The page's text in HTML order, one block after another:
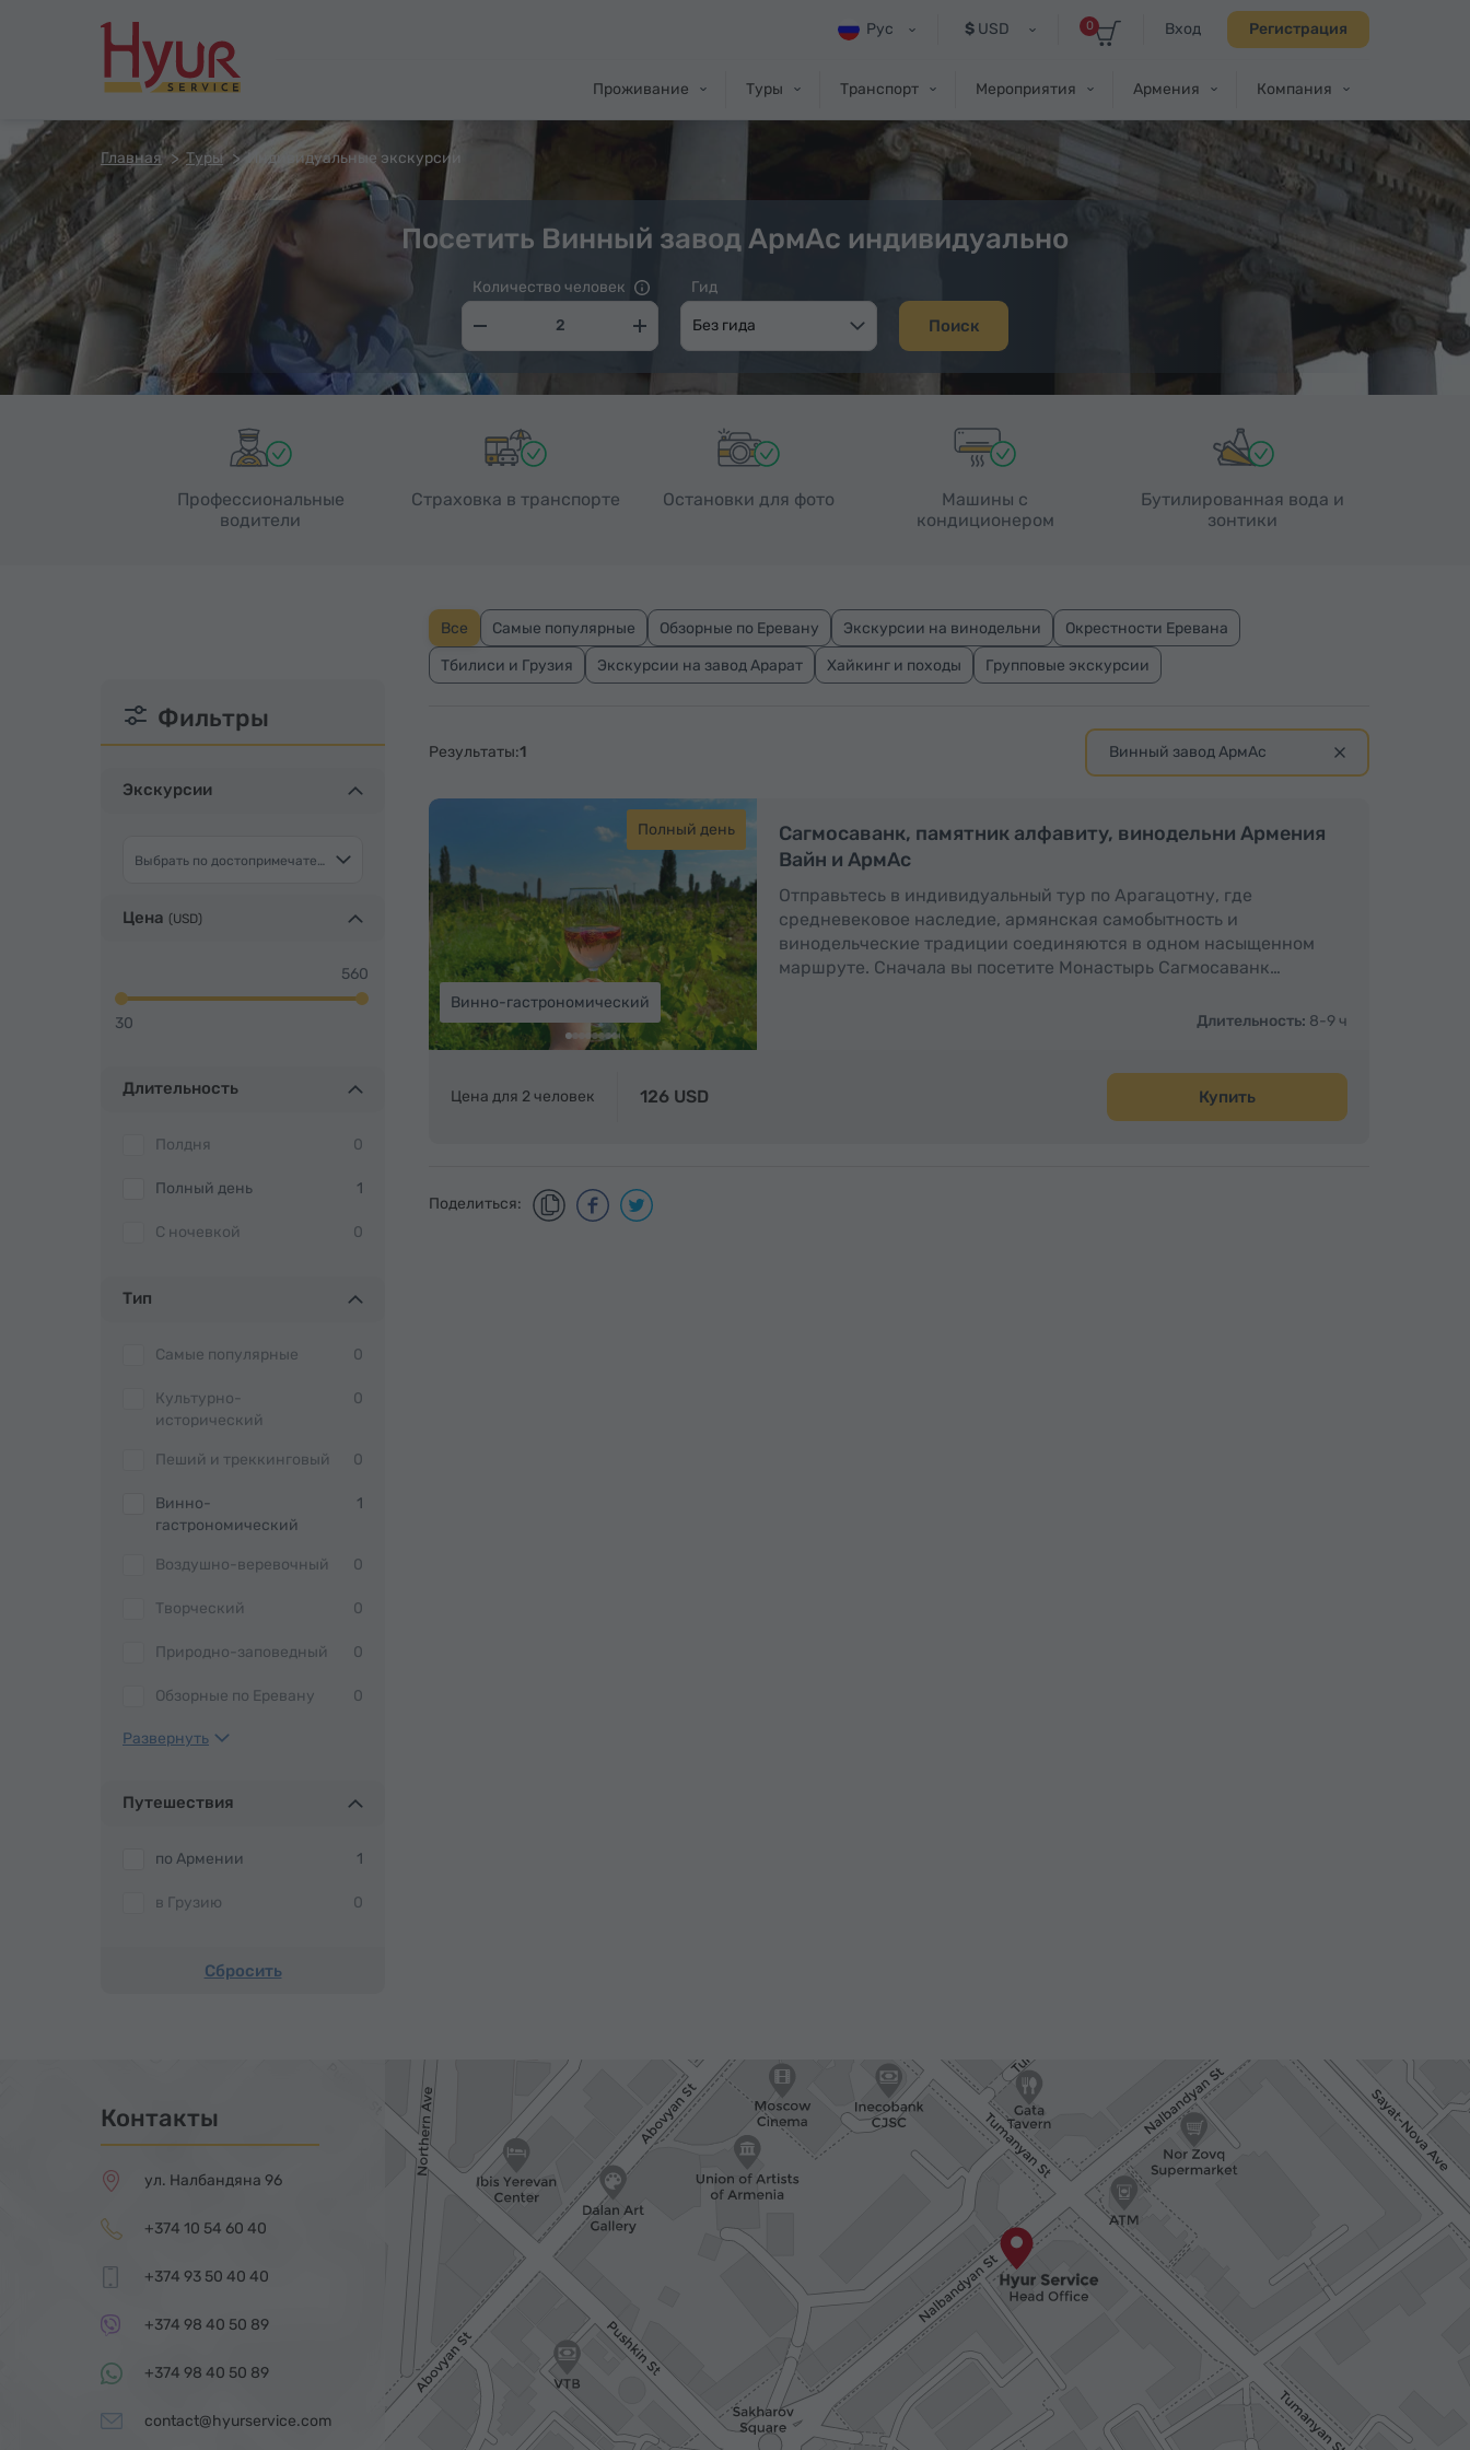
Вход Регистрация
0
$USD
Рус
Проживание Туры Транспорт Мероприятия Армения Компания
Главная Туры Индивидуальные экскурсии
Посетить Винный завод АрмАс индивидуально
Количество человек Гид
Без гида Поиск
Профессиональные
водители
Страховка в транспорте Остановки для фото
Машины с
кондиционером
Бутилированная вода и
зонтики
Фильтры
Экскурсии
Выбрать по достопримечательности
Цена (USD)
30
560
Длительность
Полдня 0
Полный день 1
С ночевкой 0
Тип
Самые популярные 0
Культурно-
исторический
0
Пеший и треккинговый 0
Винно-
гастрономический
1
Воздушно-веревочный 0
Творческий 0
Природно-заповедный 0
Обзорные по Еревану 0
Развернуть
Путешествия
по Армении 1
в Грузию 0
Сбросить
Все Самые популярные Обзорные по Еревану Экскурсии на винодельни
Окрестности Еревана
Тбилиси и Грузия
Экскурсии на завод Арарат Хайкинг и походы Групповые экскурсии
Результаты:1 Винный завод АрмАс
Полный день Полный день Полный день
Винно-гастрономический
Сагмосаванк, памятник алфавиту, винодельни Армения
Вайн и АрмАс
Отправьтесь в индивидуальный тур по Арагацотну, где
средневековое наследие, армянская самобытность и
винодельческие традиции соединяются в одном насыщенном
маршруте. Сначала вы посетите Монастырь Сагмосаванк…
Длительность: 8-9 ч
Цена для 2 человек 126 USD Купить
Поделиться:
Контакты
ул. Налбандяна 96
+374 10 54 60 40
+374 93 50 40 40
+374 98 40 50 89
+374 98 40 50 89
contact@hyurservice.com